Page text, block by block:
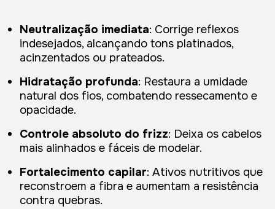
Neutralização imediata: Corrige reflexos
indesejados, alcançando tons platinados,
acinzentados ou prateados.
Hidratação profunda: Restaura a umidade
natural dos fios, combatendo ressecamento e
opacidade.
Controle absoluto do frizz: Deixa os cabelos
mais alinhados e fáceis de modelar.
Fortalecimento capilar: Ativos nutritivos que
reconstroem a fibra e aumentam a resistência
contra quebras.